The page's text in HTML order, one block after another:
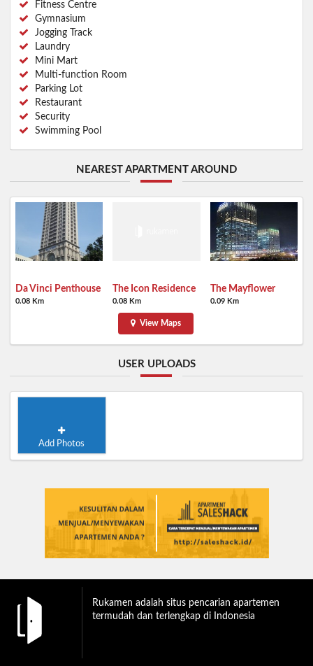
Fitness Centre
Gymnasium
Jogging Track
Laundry
Mini Mart
Multi-function Room
Parking Lot
Restaurant
Security
Swimming Pool
NEAREST APARTMENT AROUND
Da Vinci Penthouse
0.08 Km
The Icon Residence
0.08 Km
The Mayflower
0.09 Km
View Maps
USER UPLOADS
Add Photos
Rukamen adalah situs pencarian apartemen
termudah dan terlengkap di Indonesia